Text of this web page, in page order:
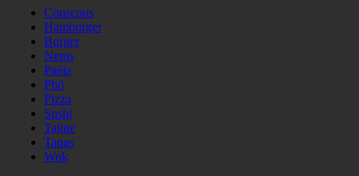
Couscous
Hamburger
Burger
Nems
Paëla
Phö
Pizza
Sushi
Tajine
Tapas
Wok